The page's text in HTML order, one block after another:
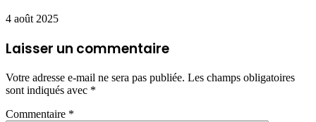
4 août 2025
Laisser un commentaire
Votre adresse e-mail ne sera pas publiée. Les champs obligatoires
sont indiqués avec *
Commentaire *